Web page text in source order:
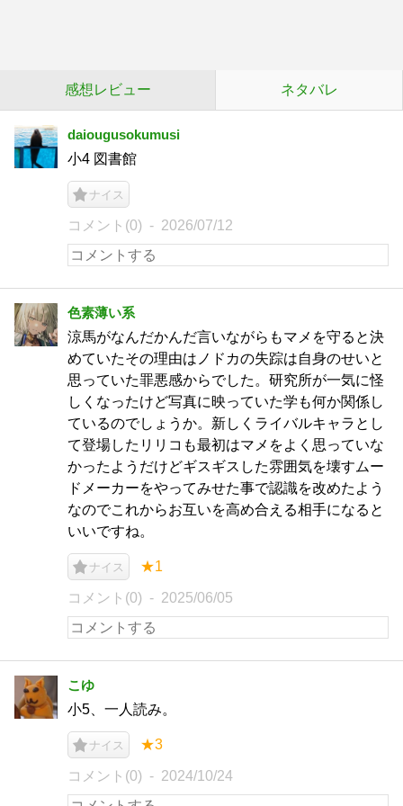
感想レビュー ネタバレ
daiougusokumusi
小4 図書館
ナイス
コメント(0) 2026/07/12
色素薄い系
涼馬がなんだかんだ言いながらもマメを守ると決
めていたその理由はノドカの失踪は自身のせいと
思っていた罪悪感からでした。研究所が一気に怪
しくなったけど写真に映っていた学も何か関係し
ているのでしょうか。新しくライバルキャラとし
て登場したリリコも最初はマメをよく思っていな
かったようだけどギスギスした雰囲気を壊すムー
ドメーカーをやってみせた事で認識を改めたよう
なのでこれからお互いを高め合える相手になると
いいですね。
ナイス ★1
コメント(0) 2025/06/05
こゆ
小5、一人読み。
ナイス ★3
コメント(0) 2024/10/24